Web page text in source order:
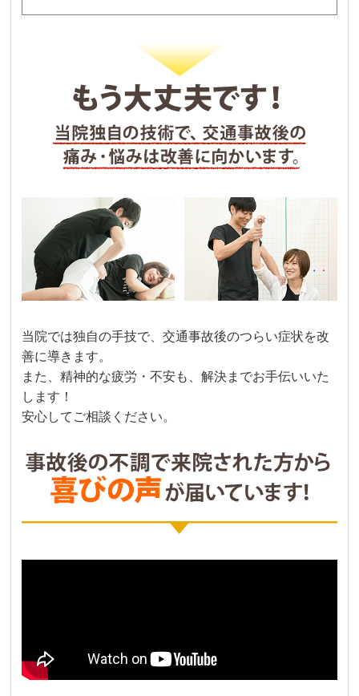
当院では独自の手技で、交通事故後のつらい症状を改
善に導きます。
また、精神的な疲労・不安も、解決までお手伝いいた
します！
安心してご相談ください。